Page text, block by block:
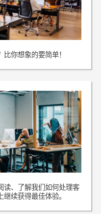
你想象的要简单！
读、了解我们如何处理客
续获得最佳体验。